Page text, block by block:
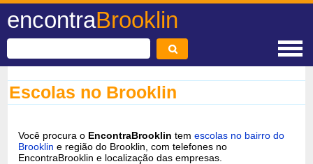
encontraBrooklin
Escolas no Brooklin
Você procura o EncontraBrooklin temescolas no bairro do
Brooklin e região do Brooklin, com telefones no
EncontraBrooklin e localização das empresas.